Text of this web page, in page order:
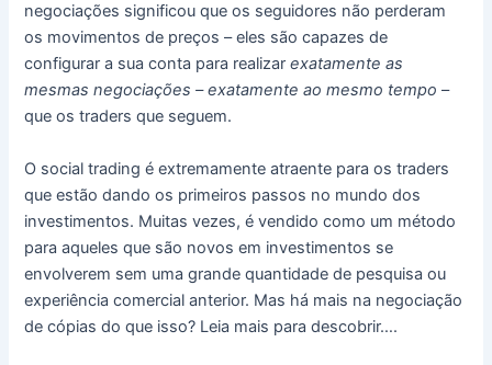
negociações significou que os seguidores não perderam
os movimentos de preços – eles são capazes de
configurar a sua conta para realizarexatamente as
mesmas negociações – exatamente ao mesmo tempo –
que os traders que seguem.
O social trading é extremamente atraente para os traders
que estão dando os primeiros passos no mundo dos
investimentos. Muitas vezes, é vendido como um método
para aqueles que são novos em investimentos se
envolverem sem uma grande quantidade de pesquisa ou
experiência comercial anterior. Mas há mais na negociação
de cópias do que isso? Leia mais para descobrir….